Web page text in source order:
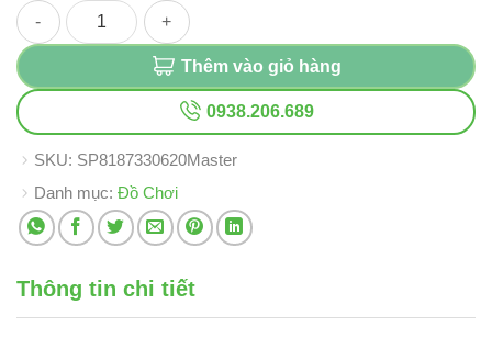
hộp bút dạ 48 chi tiết kèm túi đựng số lượng
Thêm vào giỏ hàng
0938.206.689
SKU: SP8187330620Master
Danh mục: Đồ Chơi
Thông tin chi tiết